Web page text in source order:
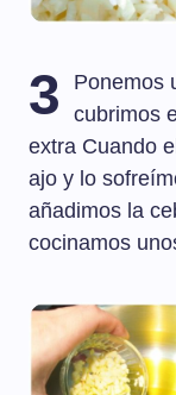
3
Ponemos
cubrimos
extra Cuando
ajo y lo
añadimos la
cocinamos